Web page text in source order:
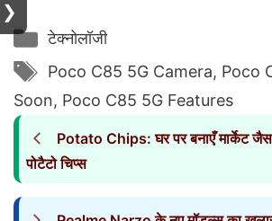
Categories
टेक्नोलॉजी
Tags
Poco C85 5G Camera, Poco
Soon, Poco C85 5G Features
Potato Chips: घर पर बनाएँ मार्केट
पोटैटो चिप्स
❯